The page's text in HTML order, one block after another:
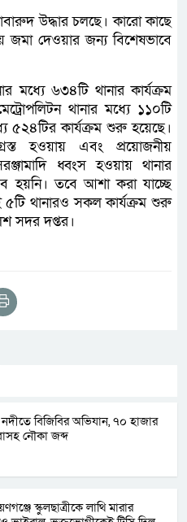
উদ্ধার চলছে। কারো কাছে
জমা দেওয়ার জন্য বিশেষভাবে
মধ্যে ৬৩৪টি থানার কার্যক্রম
থানার মধ্যে ১১০টি
৫২৪টির কার্যক্রম শুরু হয়েছে।
হওয়ায় এবং প্রয়োজনীয়
ধ্বংস হওয়ায় থানার
হয়নি। তবে আশা করা যাচ্ছে
থানারও সকল কার্যক্রম শুরু
সদর দপ্তর।
বিজিবির অভিযান, ৭০ হাজার
নৌকা জব্দ
স্কুলছাত্রীকে লাথি মারার